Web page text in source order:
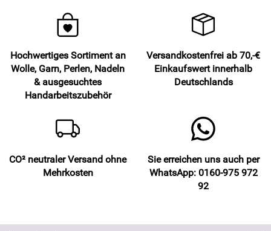
Hochwertiges Sortiment an
Wolle, Garn, Perlen, Nadeln
& ausgesuchtes
Handarbeitszubehör
Versandkostenfrei ab 70,-€
Einkaufswert innerhalb
Deutschlands
CO² neutraler Versand ohne
Mehrkosten
Sie erreichen uns auch per
WhatsApp: 0160-975 972
92